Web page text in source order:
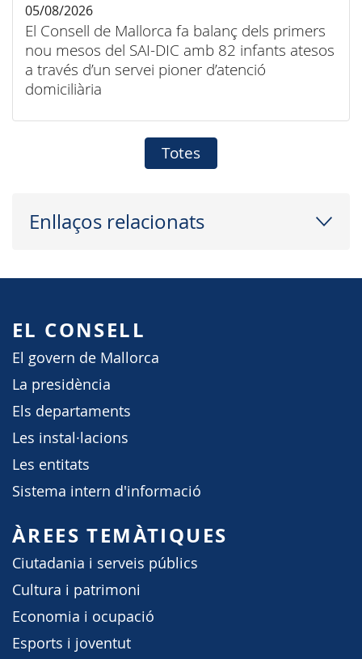
El Consell de Mallorca fa balanç dels primers
nou mesos del SAI-DIC amb 82 infants atesos
a través d’un servei pioner d’atenció
domiciliària
05/08/2026
Totes
Enllaços relacionats
EL CONSELL
El govern de Mallorca
La presidència
Els departaments
Les instal·lacions
Les entitats
Sistema intern d'informació
ÀREES TEMÀTIQUES
Ciutadania i serveis públics
Cultura i patrimoni
Economia i ocupació
Esports i joventut